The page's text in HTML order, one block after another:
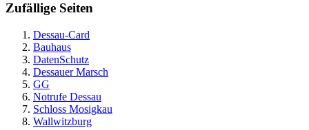
Zufällige Seiten
Dessau-Card
Bauhaus
DatenSchutz
Dessauer Marsch
GG
Notrufe Dessau
Schloss Mosigkau
Wallwitzburg